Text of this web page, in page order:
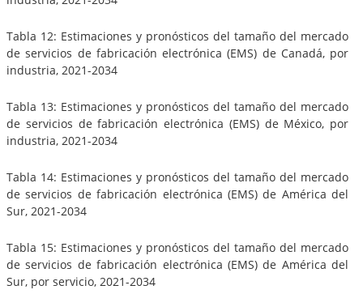
Tabla 12: Estimaciones y pronósticos del tamaño del mercado
de servicios de fabricación electrónica (EMS) de Canadá, por
industria, 2021-2034
Tabla 13: Estimaciones y pronósticos del tamaño del mercado
de servicios de fabricación electrónica (EMS) de México, por
industria, 2021-2034
Tabla 14: Estimaciones y pronósticos del tamaño del mercado
de servicios de fabricación electrónica (EMS) de América del
Sur, 2021-2034
Tabla 15: Estimaciones y pronósticos del tamaño del mercado
de servicios de fabricación electrónica (EMS) de América del
Sur, por servicio, 2021-2034